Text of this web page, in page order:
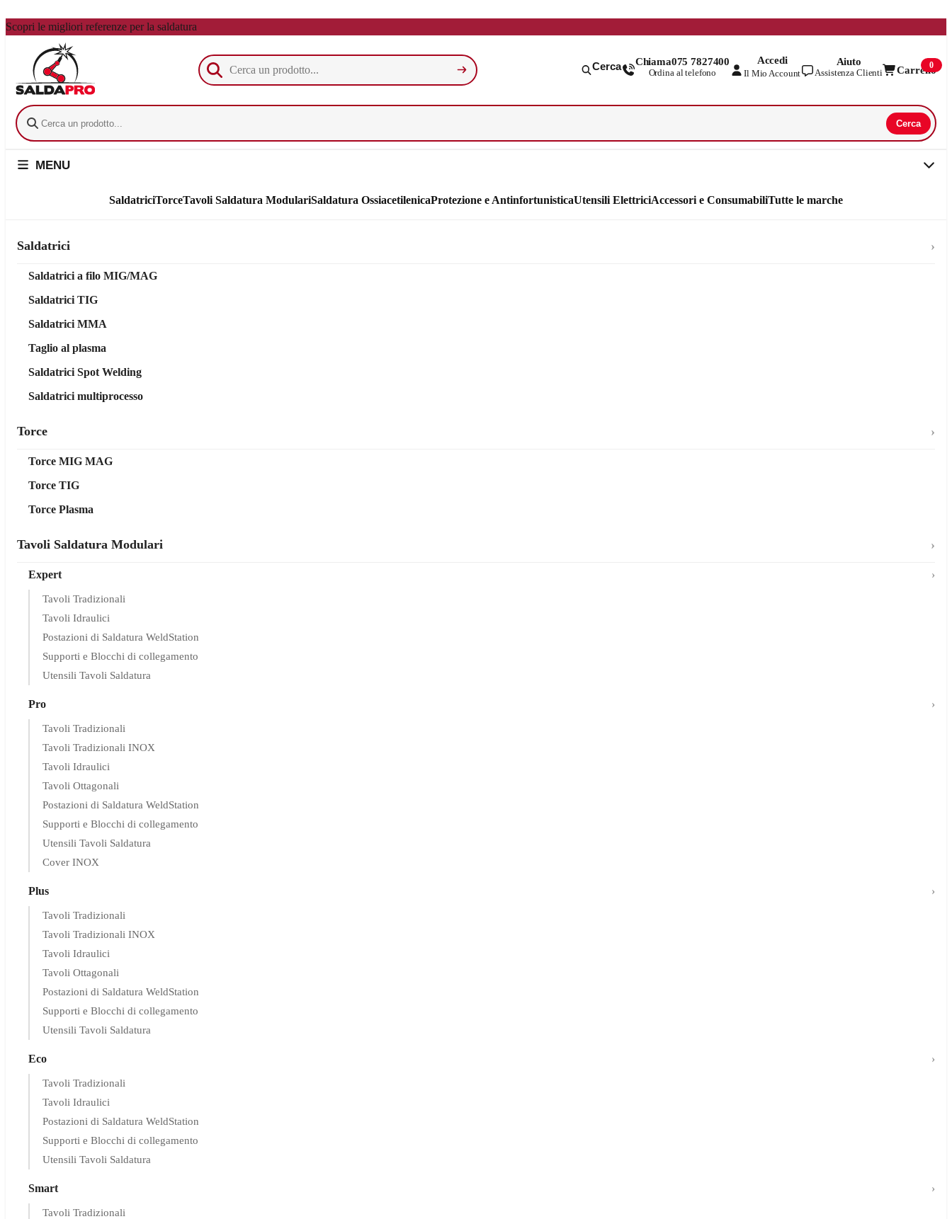
Scopri le migliori referenze per la saldatura
Cerca Chiama075 7827400
Ordina al telefono
Accedi
Il Mio Account
Aiuto
Assistenza Clienti Carrello
0
Cerca
MENU
SaldatriciTorceTavoli Saldatura ModulariSaldatura OssiacetilenicaProtezione e AntinfortunisticaUtensili ElettriciAccessori e ConsumabiliTutte le marche
Saldatrici
Saldatrici a filo MIG/MAG
Saldatrici TIG
Saldatrici MMA
Taglio al plasma
Saldatrici Spot Welding
Saldatrici multiprocesso
Torce
Torce MIG MAG
Torce TIG
Torce Plasma
Tavoli Saldatura Modulari
Expert
Tavoli Tradizionali
Tavoli Idraulici
Postazioni di Saldatura WeldStation
Supporti e Blocchi di collegamento
Utensili Tavoli Saldatura
Pro
Tavoli Tradizionali
Tavoli Tradizionali INOX
Tavoli Idraulici
Tavoli Ottagonali
Postazioni di Saldatura WeldStation
Supporti e Blocchi di collegamento
Utensili Tavoli Saldatura
Cover INOX
Plus
Tavoli Tradizionali
Tavoli Tradizionali INOX
Tavoli Idraulici
Tavoli Ottagonali
Postazioni di Saldatura WeldStation
Supporti e Blocchi di collegamento
Utensili Tavoli Saldatura
Eco
Tavoli Tradizionali
Tavoli Idraulici
Postazioni di Saldatura WeldStation
Supporti e Blocchi di collegamento
Utensili Tavoli Saldatura
Smart
Tavoli Tradizionali